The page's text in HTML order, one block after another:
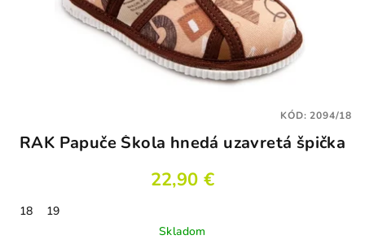
RAK Papuče Škola hnedá uzavretá špička
22,90 €
18
19
Skladom
KÓD:2094/18